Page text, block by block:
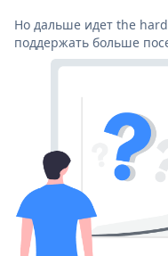
Но дальше идет the
поддержать больше